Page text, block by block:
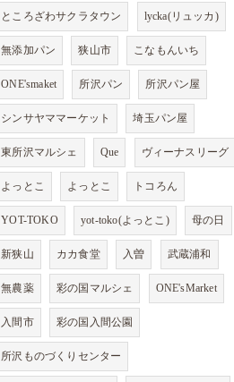
ところざわサクラタウン lycka(リュッカ)
無添加パン 狭山市 こなもんいち
ONE'smaket 所沢パン 所沢パン屋
シンサヤママーケット 埼玉パン屋
東所沢マルシェ Que ヴィーナスリーグ
よっとこ よっとこ トコろん
YOT-TOKO yot-toko(よっとこ) 母の日
新狭山 カカ食堂 入曽 武蔵浦和
無農薬 彩の国マルシェ ONE'sMarket
入間市 彩の国入間公園
所沢ものづくりセンター